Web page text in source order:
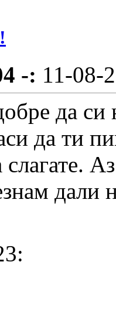
-: 11-08-
да си
да ти
дали